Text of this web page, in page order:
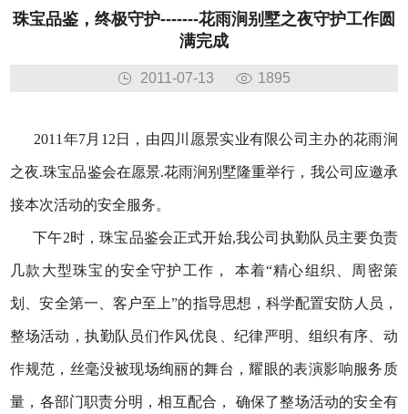
珠宝品鉴，终极守护-------花雨涧别墅之夜守护工作圆
满完成
2011-07-13 1895
2011年7月12日，由四川愿景实业有限公司主办的花雨涧
之夜.珠宝品鉴会在愿景.花雨涧别墅隆重举行，我公司应邀承
接本次活动的安全服务。
下午2时，珠宝品鉴会正式开始,我公司执勤队员主要负责
几款大型珠宝的安全守护工作， 本着“精心组织、周密策
划、安全第一、客户至上”的指导思想，科学配置安防人员，
整场活动，执勤队员们作风优良、纪律严明、组织有序、动
作规范，丝毫没被现场绚丽的舞台，耀眼的表演影响服务质
量，各部门职责分明，相互配合， 确保了整场活动的安全有